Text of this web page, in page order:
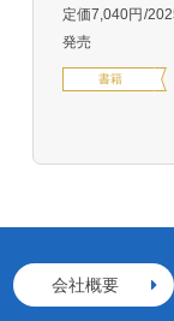
定価7,040円
発売
書籍
会社概要